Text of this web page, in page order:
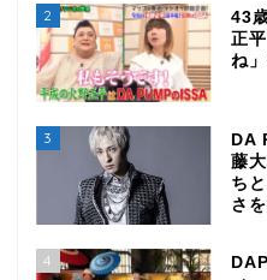
2
43
正
ね
3
DA
藤
ち
さ
4